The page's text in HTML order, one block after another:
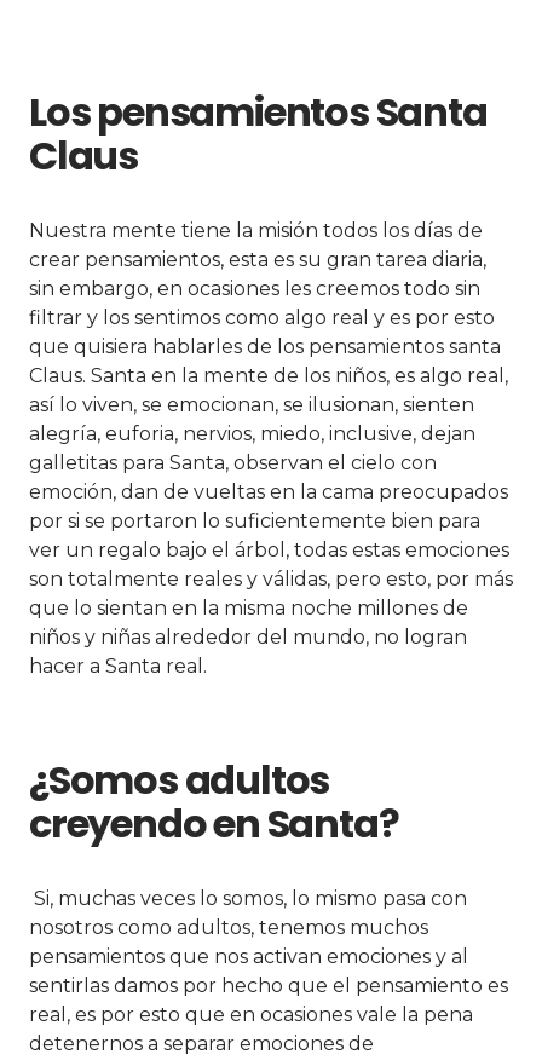
Los pensamientos Santa
Claus
Nuestra mente tiene la misión todos los días de
crear pensamientos, esta es su gran tarea diaria,
sin embargo, en ocasiones les creemos todo sin
filtrar y los sentimos como algo real y es por esto
que quisiera hablarles de los pensamientos santa
Claus. Santa en la mente de los niños, es algo real,
así lo viven, se emocionan, se ilusionan, sienten
alegría, euforia, nervios, miedo, inclusive, dejan
galletitas para Santa, observan el cielo con
emoción, dan de vueltas en la cama preocupados
por si se portaron lo suficientemente bien para
ver un regalo bajo el árbol, todas estas emociones
son totalmente reales y válidas, pero esto, por más
que lo sientan en la misma noche millones de
niños y niñas alrededor del mundo, no logran
hacer a Santa real.
¿Somos adultos
creyendo en Santa?
Si, muchas veces lo somos, lo mismo pasa con
nosotros como adultos, tenemos muchos
pensamientos que nos activan emociones y al
sentirlas damos por hecho que el pensamiento es
real, es por esto que en ocasiones vale la pena
detenernos a separar emociones de